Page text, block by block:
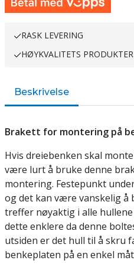
RASK LEVERING
HØYKVALITETS PRODUKTER
Beskrivelse
Brakett for montering på
Hvis dreiebenken skal
være lurt å bruke denne
montering. Festepunkt
og det kan være vanskelig å
treffer nøyaktig i alle
dette enklere da denne
utsiden er det hull til å skru
benkeplaten på en enkel